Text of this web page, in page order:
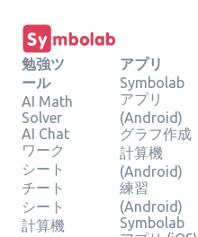
勉強ツ
ール
AI Math
Solver
AI Chat
ワーク
シート
チート
シート
計算機
アプリ
Symbolab
アプリ
(Android)
グラフ作成
計算機
(Android)
練習
(Android)
Symbolab